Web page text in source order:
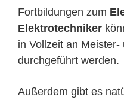
Fortbildungen zum
Elektrotechniker
in Vollzeit an
durchgeführt werden.
Außerdem gibt es